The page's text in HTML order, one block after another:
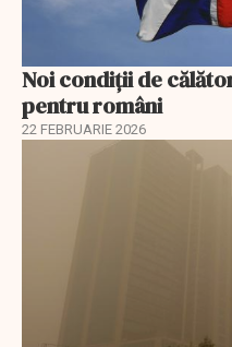
Noi condiții de
pentru români
22 FEBRUARIE 2026